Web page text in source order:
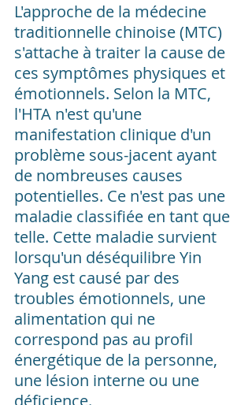
L'approche de la médecine
traditionnelle chinoise (MTC)
s'attache à traiter la cause de
ces symptômes physiques et
émotionnels. Selon la MTC,
l'HTA n'est qu'une
manifestation clinique d'un
problème sous-jacent ayant
de nombreuses causes
potentielles. Ce n'est pas une
maladie classifiée en tant que
telle. Cette maladie survient
lorsqu'un déséquilibre Yin
Yang est causé par des
troubles émotionnels, une
alimentation qui ne
correspond pas au profil
énergétique de la personne,
une lésion interne ou une